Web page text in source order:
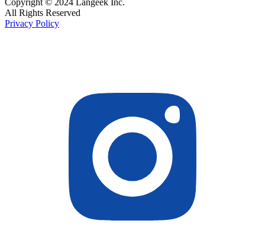
Copyright © 2024 Langeek Inc.
All Rights Reserved
Privacy Policy